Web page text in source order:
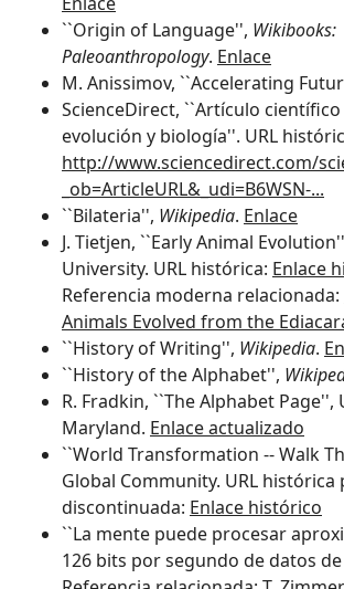
``Origin of Language'', Wikibooks:
Paleoanthropology. Enlace
M. Anissimov, ``Accelerating
ScienceDirect, ``Artículo
evolución y biología''. URL
http://www.sciencedirect.com/
_ob=ArticleURL&_udi=B6WSN-...
``Bilateria'', Wikipedia. Enlace
J. Tietjen, ``Early Animal
University. URL histórica: Enlace
Referencia moderna relacionada:
Animals Evolved from the
``History of Writing'', Wikipedia.
``History of the Alphabet'',
R. Fradkin, ``The Alphabet
Maryland. Enlace actualizado
``World Transformation -- Walk
Global Community. URL
discontinuada: Enlace histórico
``La mente puede procesar
126 bits por segundo de datos